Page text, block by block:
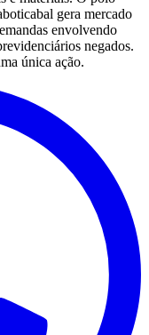
gera mercado
envolvendo
negados.
única ação.